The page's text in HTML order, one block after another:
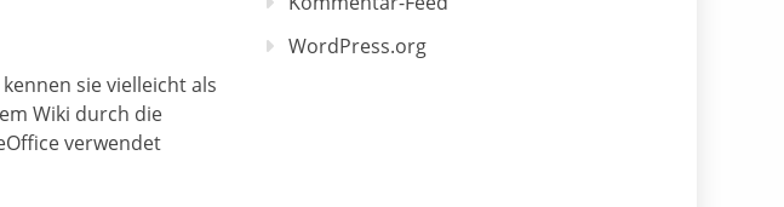
sie vielleicht als
Wiki durch die
verwendet
WordPress.org